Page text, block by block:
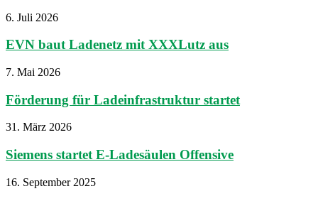
6. Juli 2026
EVN baut Ladenetz mit XXXLutz aus
7. Mai 2026
Förderung für Ladeinfrastruktur startet
31. März 2026
Siemens startet E-Ladesäulen Offensive
16. September 2025